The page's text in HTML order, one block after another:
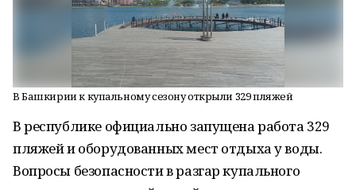
В Башкирии к купальному сезону открыли 329 пляжей
В республике официально запущена работа 329
пляжей и оборудованных мест отдыха у воды.
Вопросы безопасности в разгар купального